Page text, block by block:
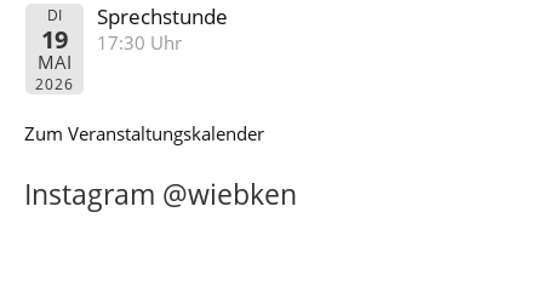
DI
19
MAI
2026
Sprechstunde
17:30 Uhr
Zum Veranstaltungskalender
Instagram @wiebken